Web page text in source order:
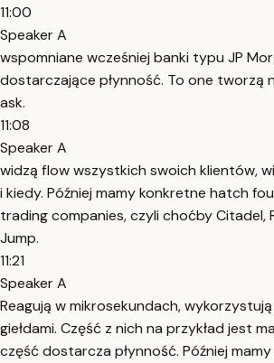
11:00
Speaker A
wspomniane wcześniej banki typu JP
dostarczające płynność. To one tworzą
ask.
11:08
Speaker A
widzą flow wszystkich swoich klientów,
i kiedy. Później mamy konkretne hatch
trading companies, czyli choćby Citadel,
Jump.
11:21
Speaker A
Reagują w mikrosekundach,
giełdami. Część z nich na przykład jest
część dostarcza płynność. Później